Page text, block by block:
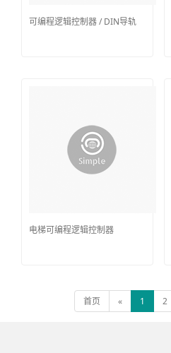
可编程逻辑控制器 / DIN导轨
电梯可编程逻辑控制器
首页 « 1 2